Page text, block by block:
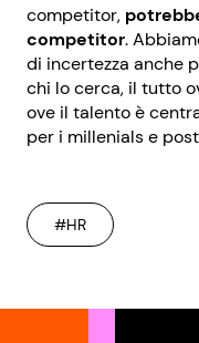
competitor,
competitor.
di incertezza anche
chi lo cerca, il tutto
ove il talento è
per i millenials e
#HR